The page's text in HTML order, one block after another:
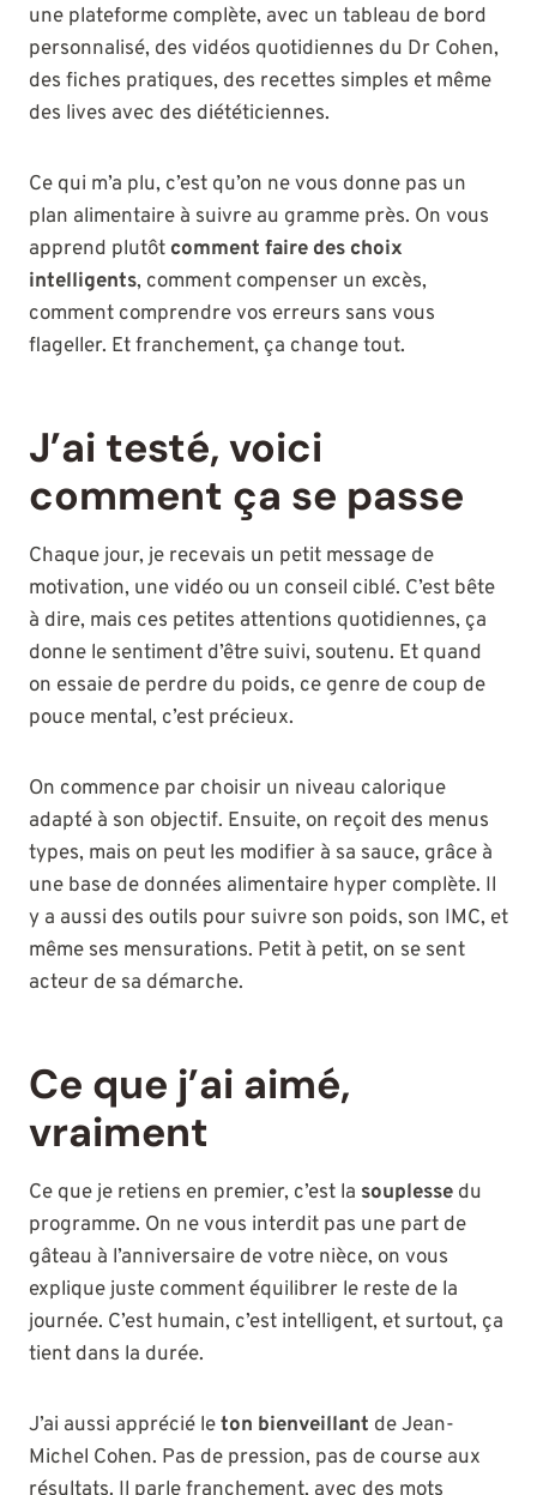
une plateforme complète, avec un tableau de bord
personnalisé, des vidéos quotidiennes du Dr Cohen,
des fiches pratiques, des recettes simples et même
des lives avec des diététiciennes.
Ce qui m’a plu, c’est qu’on ne vous donne pas un
plan alimentaire à suivre au gramme près. On vous
apprend plutôt comment faire des choix
intelligents, comment compenser un excès,
comment comprendre vos erreurs sans vous
flageller. Et franchement, ça change tout.
J’ai testé, voici
comment ça se passe
Chaque jour, je recevais un petit message de
motivation, une vidéo ou un conseil ciblé. C’est bête
à dire, mais ces petites attentions quotidiennes, ça
donne le sentiment d’être suivi, soutenu. Et quand
on essaie de perdre du poids, ce genre de coup de
pouce mental, c’est précieux.
On commence par choisir un niveau calorique
adapté à son objectif. Ensuite, on reçoit des menus
types, mais on peut les modifier à sa sauce, grâce à
une base de données alimentaire hyper complète. Il
y a aussi des outils pour suivre son poids, son IMC, et
même ses mensurations. Petit à petit, on se sent
acteur de sa démarche.
Ce que j’ai aimé,
vraiment
Ce que je retiens en premier, c’est la souplesse du
programme. On ne vous interdit pas une part de
gâteau à l’anniversaire de votre nièce, on vous
explique juste comment équilibrer le reste de la
journée. C’est humain, c’est intelligent, et surtout, ça
tient dans la durée.
J’ai aussi apprécié leton bienveillant de Jean-
Michel Cohen. Pas de pression, pas de course aux